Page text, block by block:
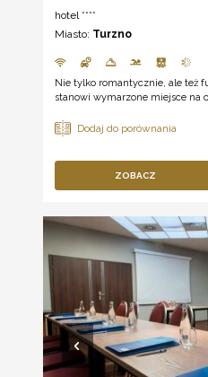
hotel ****
Miasto: Turzno
Nie tylko romantycznie, ale też
stanowi wymarzone miejsce na
ZOBACZ